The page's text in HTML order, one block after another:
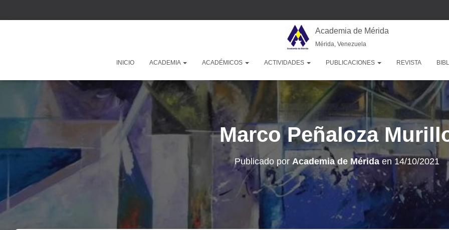
Academia de Mérida
Mérida, Venezuela
INICIO ACADEMIA ACADÉMICOS ACTIVIDADES PUBLICACIONES REVISTA
Marco Peñaloza
Publicado por Academia de Méridaen 14/10/2021